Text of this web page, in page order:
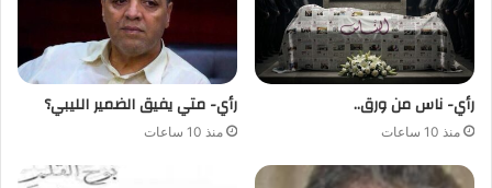
رأي- ناس من ورق..
منذ 10 ساعات
رأي- متي يفيق الضمير الليبي؟
منذ 10 ساعات